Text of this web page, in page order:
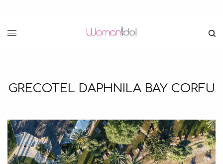
GRECOTEL DAPHNILA BAY CORFU